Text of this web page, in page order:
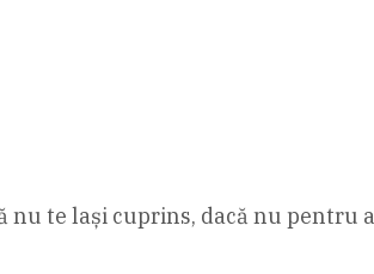
nu te lași cuprins, dacă nu